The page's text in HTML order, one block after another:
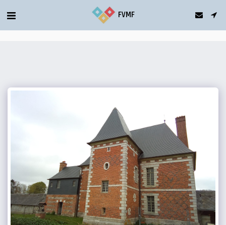
gtag('config', 'G-5T2FDQN1C0');
FVMF